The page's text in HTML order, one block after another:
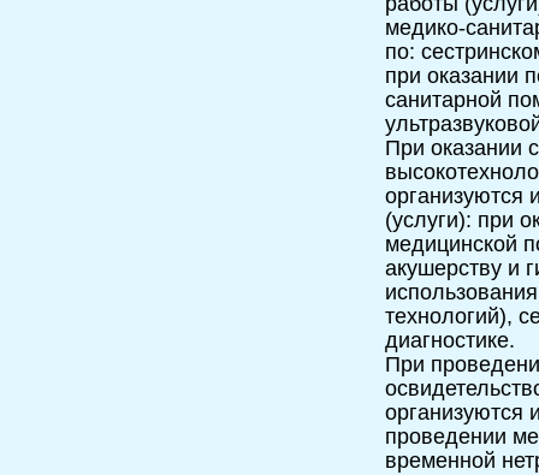
медико-
по:
при оказании
санитарной
При оказании
(услуги): при
медицинской
акушерству и
технологий),
диагностике.
При
организуются
проведении
временной